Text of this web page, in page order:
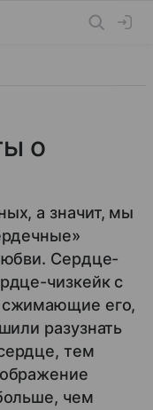
о
а значит, мы
Сердце-
чизкейк с
его,
разузнать
тем
чем